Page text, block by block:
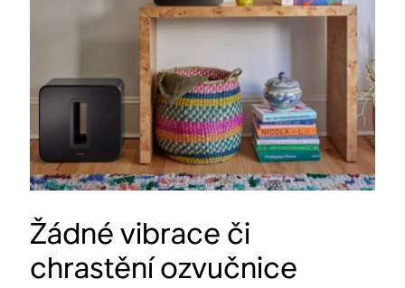
Žádné vibrace či
chrastění ozvučnice